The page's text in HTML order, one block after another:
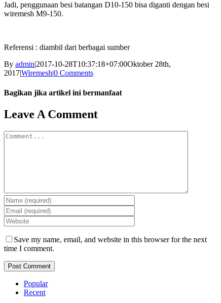
Jadi, penggunaan besi batangan D10-150 bisa diganti dengan besi
wiremesh M9-150.
Referensi : diambil dari berbagai sumber
By admin|2017-10-28T10:37:18+07:00Oktober 28th,
2017|Wiremesh|0 Comments
Bagikan jika artikel ini bermanfaat
Facebook
Twitter
Reddit
LinkedIn
WhatsApp
Tumblr
Pinterest
Vk
Email
Leave A Comment
Comment
Save my name, email, and website in this browser for the next
time I comment.
Popular
Recent